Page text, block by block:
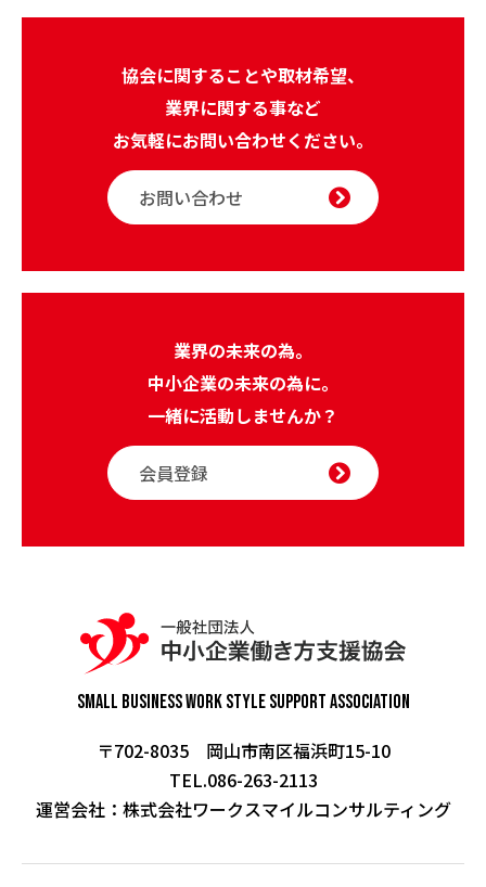
協会に関することや取材希望、
業界に関する事など
お気軽にお問い合わせください。
お問い合わせ
業界の未来の為。
中小企業の未来の為に。
一緒に活動しませんか？
会員登録
Small Business Work StyleSupport Association
〒702-8035 岡山市南区福浜町15-10
TEL.086-263-2113
運営会社： 株式会社ワークスマイルコンサルティング